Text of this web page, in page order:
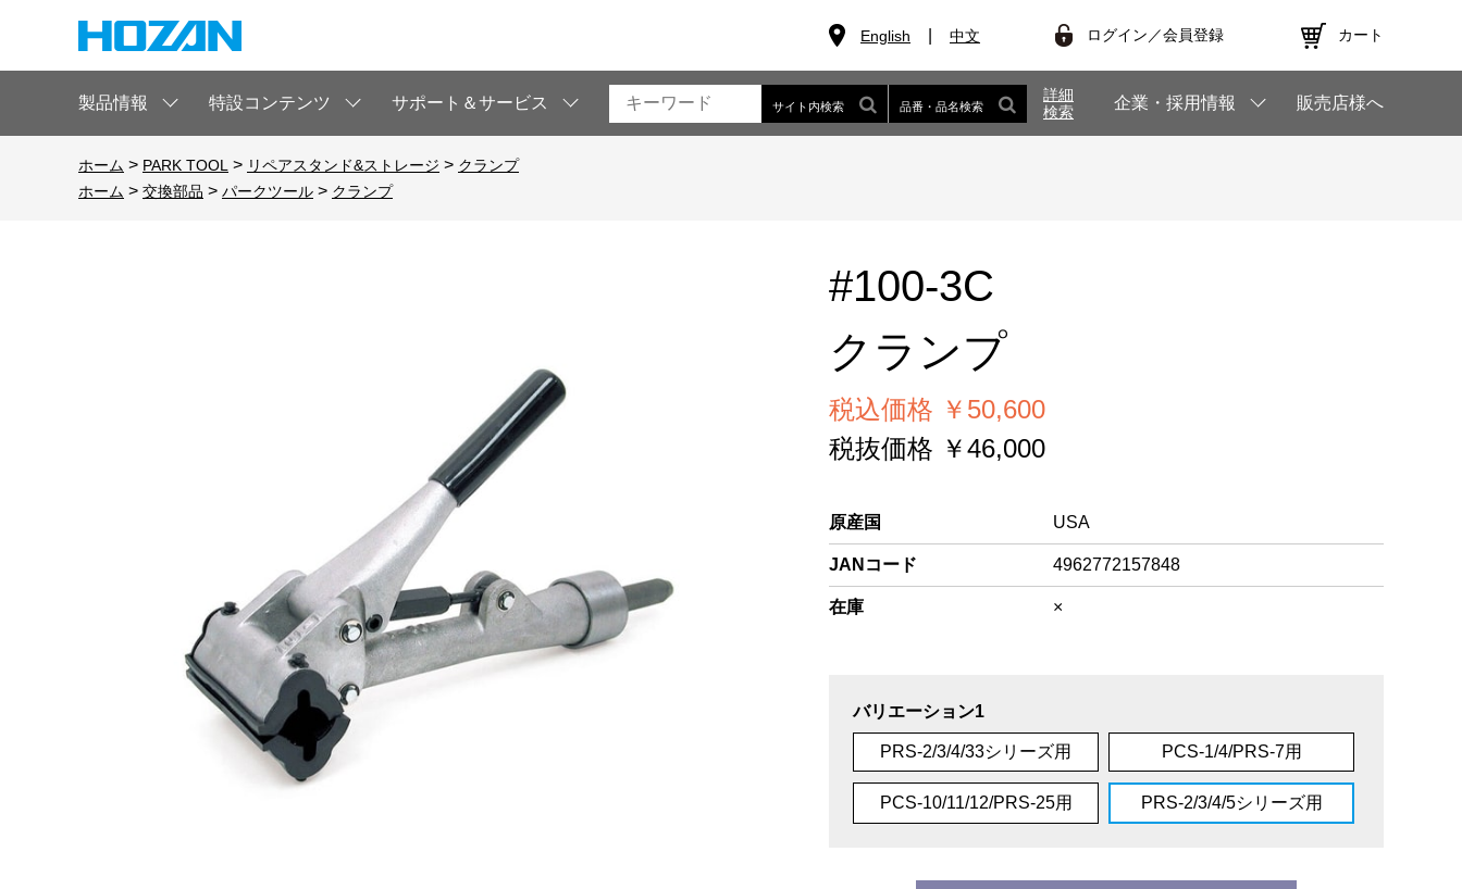
English 中文 ログイン／会員登録 カート
製品情報 特設コンテンツ サポート＆サービス サイト内検索 品番・品名検索
詳細
検索
企業・採用情報 販売店様へ
ホーム > PARK TOOL > リペアスタンド&ストレージ > クランプ
ホーム > 交換部品 > パークツール > クランプ
#100-3C
クランプ
税込価格 ￥50,600
税抜価格 ￥46,000
原産国 USA
JANコード 4962772157848
在庫 ×
バリエーション1
PRS-2/3/4/33シリーズ用 PCS-1/4/PRS-7用
PCS-10/11/12/PRS-25用 PRS-2/3/4/5シリーズ用